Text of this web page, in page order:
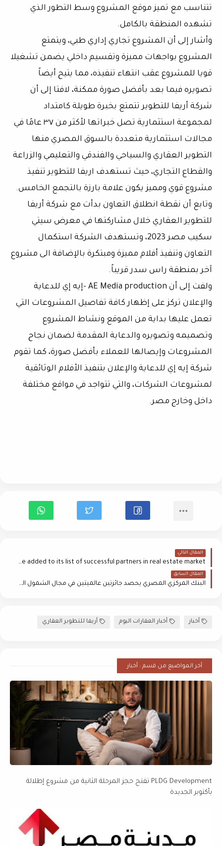
تتناسب مع تميز موقع المشروع وسط التطور الذي
تشهده المنطقة بالكامل.
وأشار إلى أن المشروع تجاري إداري طبي، ويتمتع
المشروع بواجهات مميزة وتقسيم داخلي يضمن تشغيلا
قويا للمشروع عقب انتهاء تنفيذه، مما يتيح أيضاً
تصويره فيما بعد بأفضل صورة ممكنة، لافتا إلى أن
شركة أريفا للتطوير تتمتع بخبرة طويلة كامتداد
لمجموعة استثمارية تصل خبراتها لأكثر من ٣٧ عامًا في
مجالات استثمارية متعددة بالسوق المصري منها
التطوير العقاري والسياحي والفندقي والتعليمي والزراعة
والقطاع التجاري، حيث تستهدف اريفا للتطوير تنفيذ
مشروع قوي ومميز يكون علامة بارزة بالتجمع الخامس.
وتابع أن نقطة انطلاق التعاون بدأت مع شركة أريفا
للتطوير العقاري خلال مشاركتها في معرض سيتي
سكيب مصر 2023، وتستهدف الشركة استكمال
التعاون وتنفيذ أفلام مميزة ومبتكرة بالإضافة الى مشروع
آخر بمنطقة راس سدر قريباً.
ولفت إلى أن AE Media production -إيه إي للدعاية
والإعلان تركز على إظهار كافة تفاصيل المشروعات التي
تعمل عليها بداية من الموقع ونشاط المشروع
وتصميمه وتصويره والدعاية المقدمة لضمان نجاح
المشروعات وإيصالها للعملاء بأفضل صورة، كما تقوم
شركة إيه إي للدعاية والإعلان بتنفيذ الأفلام الوثائقية
لمشروعات الشركات، والتي تتواجد في مواقع مختلفة
داخل وخارج مصر.
المقال التالي
AE Media Production announces a new cooperation to be added to its list of successful partners in real estate market
المقال السابق
البنك المركزي المصري يحصد جائزتين عالميتين في مجال الشمول المالي
أخبار أخبار العقارات اليوم أريفا للتطوير العقاري
أخر المواضيع من قسم : أخبار
PLDG Development تفتح حجز المرحلة الثانية من مشروع إطلالة
بأكتوبر الجديدة